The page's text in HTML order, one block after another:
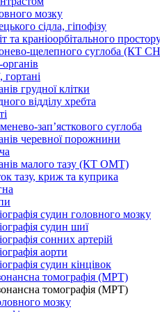
мозку
сідла, гіпофізу
та краніоорбітального
щелепного суглоба (КТ
грудної клітки
відділу хребта
зап’ясткового суглоба
черевної порожнини
малого тазу (КТ ОМТ)
тазу, криж та куприка
судин головного мозку
судин шиї
сонних артерій
аорти
судин кінцівок
томографія (МРТ)
томографія (МРТ)
мозку